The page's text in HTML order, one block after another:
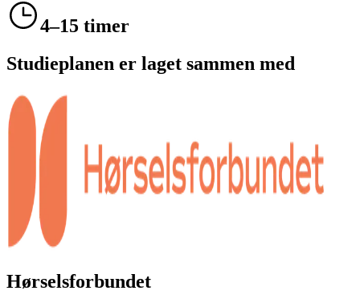
4–15 timer
Studieplanen er laget sammen med
Hørselsforbundet